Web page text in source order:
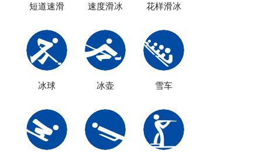
短道速滑 速度滑冰 花样滑冰
冰球 冰壶 雪车